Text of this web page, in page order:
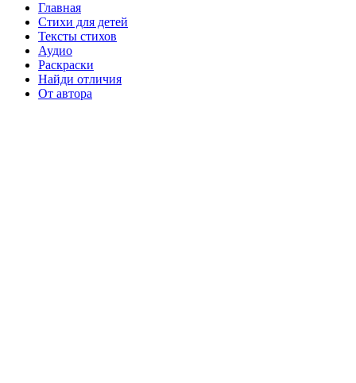
Главная
Стихи для детей
Тексты стихов
Аудио
Раскраски
Найди отличия
От автора